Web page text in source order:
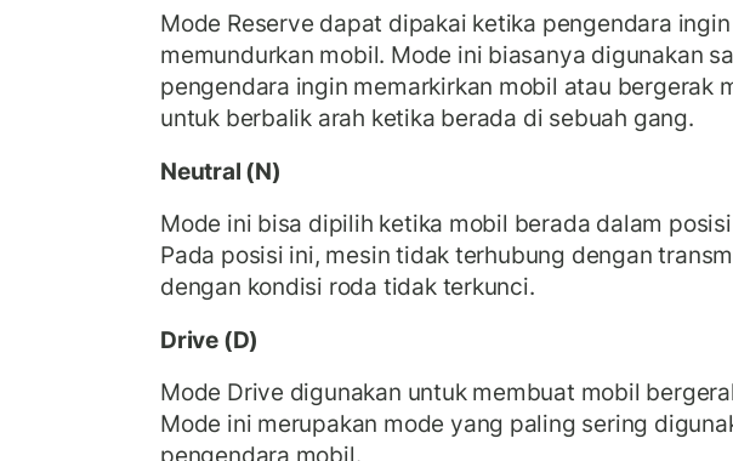
Mode Reserve dapat dipakai ketika pengendara ingin
memundurkan mobil. Mode ini biasanya digunakan
pengendara ingin memarkirkan mobil atau bergerak
untuk berbalik arah ketika berada di sebuah gang.
Neutral (N)
Mode ini bisa dipilih ketika mobil berada dalam
Pada posisi ini, mesin tidak terhubung dengan
dengan kondisi roda tidak terkunci.
Drive (D)
Mode Drive digunakan untuk membuat mobil
Mode ini merupakan mode yang paling sering
pengendara mobil.